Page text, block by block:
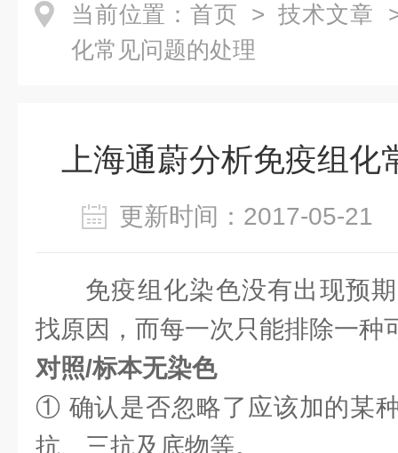
当前位置： 首页 > 技术文章
化常见问题的处理
上海通蔚分析免疫组
更新时间：2017-05-
免疫组化染色没有出现预
找原因，而每一次只能排除一种
对照/标本无染色
① 确认是否忽略了应该加的某
抗、三抗及底物等。